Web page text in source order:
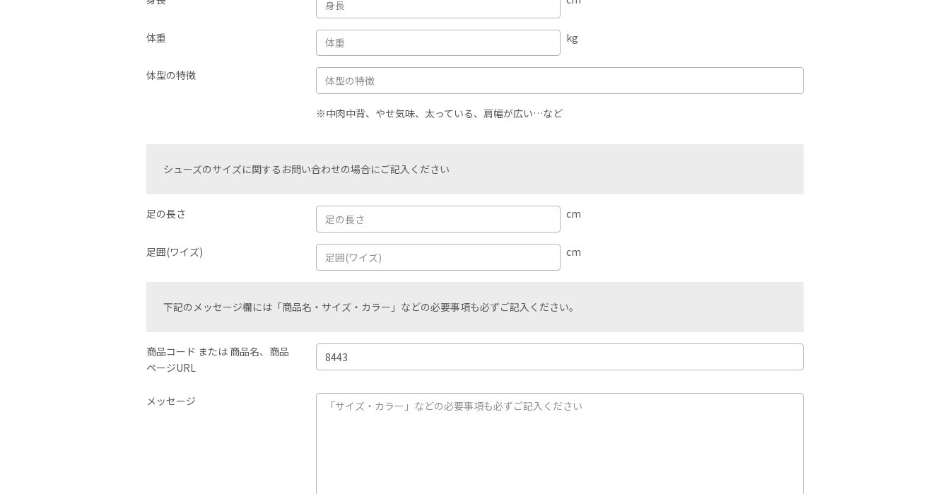
体重 kg
体型の特徴
※中肉中背、やせ気味、太っている、肩幅が広い…など
シューズのサイズに関するお問い合わせの場合にご記入ください
足の長さ cm
足囲(ワイズ) cm
下記のメッセージ欄には「商品名・サイズ・カラー」などの必要事項も必ずご記入ください。
商品コード または 商品名、商品
ページURL
メッセージ